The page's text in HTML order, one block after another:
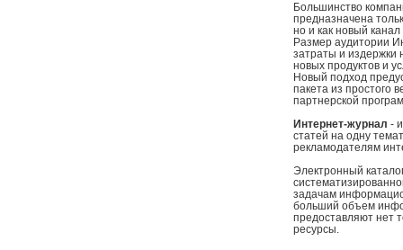
Большинство
предназначена
но и как новый
Размер аудитории
затраты и издержки
новых продуктов и
Новый подход
пакета из простого
партнерской
Интернет-журнал -
статей на одну
рекламодателям
Электронный
задачам
больший объем
предоставляют нет
ресурсы.